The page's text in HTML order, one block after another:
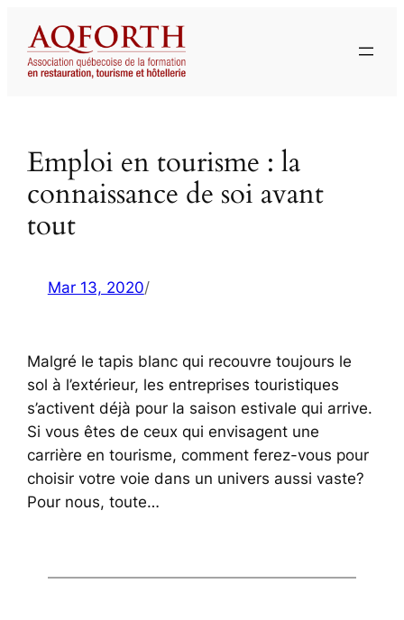
contenu
Emploi en tourisme : la
connaissance de soi avant
tout
Mar 13, 2020/
Malgré le tapis blanc qui recouvre toujours le
sol à l’extérieur, les entreprises touristiques
s’activent déjà pour la saison estivale qui arrive.
Si vous êtes de ceux qui envisagent une
carrière en tourisme, comment ferez-vous pour
choisir votre voie dans un univers aussi vaste?
Pour nous, toute…